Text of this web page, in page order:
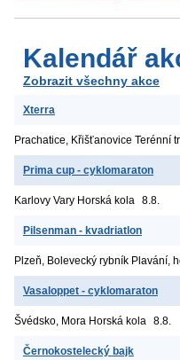
Kalendář
Zobrazit všechny akce
Xterra
Prachatice, Křišťanovice Terénní
Prima cup - cyklomaraton
Karlovy Vary Horská kola 8.8.
Pilsenman - kvadriatlon
Plzeň, Bolevecký rybník Plavání,
Vasaloppet - cyklomaraton
Švédsko, Mora Horská kola 8.8.
Černokostelecký bajk